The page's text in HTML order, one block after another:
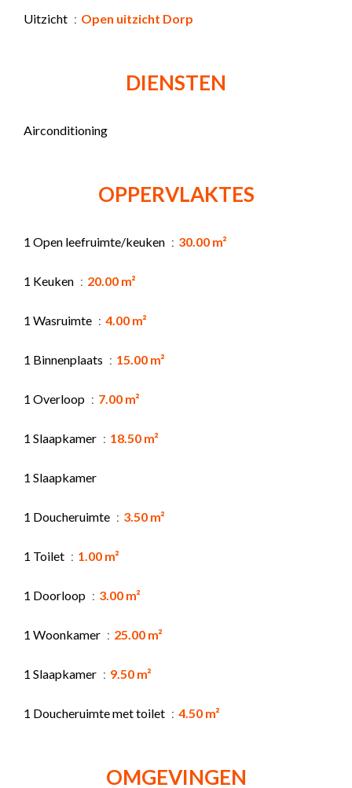
Uitzicht Open uitzicht Dorp
DIENSTEN
Airconditioning
OPPERVLAKTES
1 Open leefruimte/keuken 30.00 m²
1 Keuken 20.00 m²
1 Wasruimte 4.00 m²
1 Binnenplaats 15.00 m²
1 Overloop 7.00 m²
1 Slaapkamer 18.50 m²
1 Slaapkamer
1 Doucheruimte 3.50 m²
1 Toilet 1.00 m²
1 Doorloop 3.00 m²
1 Woonkamer 25.00 m²
1 Slaapkamer 9.50 m²
1 Doucheruimte met toilet 4.50 m²
OMGEVINGEN